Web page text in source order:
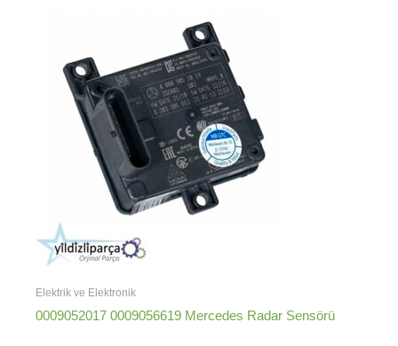
Elektrik ve Elektronik
0009052017 0009056619 Mercedes Radar Sensörü